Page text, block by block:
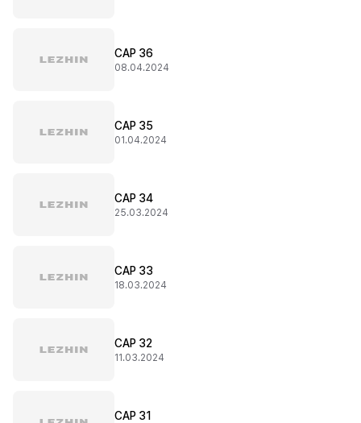
CAP 36
08.04.2024
CAP 35
01.04.2024
CAP 34
25.03.2024
CAP 33
18.03.2024
CAP 32
11.03.2024
CAP 31